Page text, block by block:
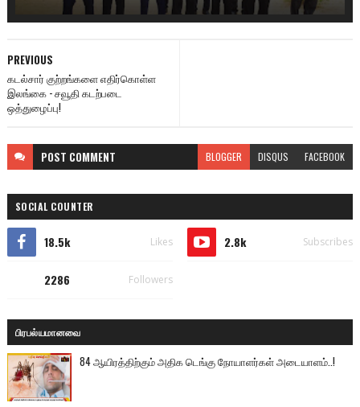
PREVIOUS
கடல்சார் குற்றங்களை எதிர்கொள்ள
இலங்கை - சவூதி கடற்படை
ஒத்துழைப்பு!
POST COMMENT BLOGGER DISQUS FACEBOOK
SOCIAL COUNTER
18.5k Likes 2.8k Subscribes
2286 Followers
பிரபல்யமானவை
84 ஆயிரத்திற்கும் அதிக டெங்கு நோயாளர்கள் அடையாளம்..!